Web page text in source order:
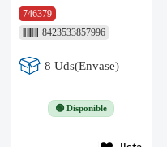
746379
8423533857996
8 Uds(Envase)
🟢 Disponible